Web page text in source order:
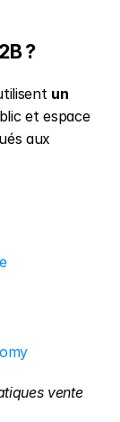
?
un
et espace
aux
vente